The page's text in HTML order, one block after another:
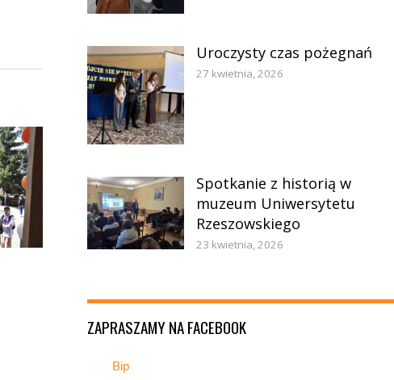
Uroczysty czas pożegnań
27 kwietnia, 2026
Spotkanie z historią w
muzeum Uniwersytetu
Rzeszowskiego
23 kwietnia, 2026
ZAPRASZAMY NA FACEBOOK
Bip